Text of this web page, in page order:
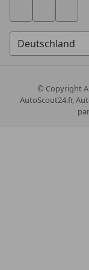
© Copyright
AutoScout24.fr,